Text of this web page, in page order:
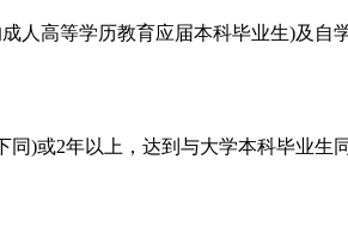
人高等学历教育应届本科毕业生)及
)或2年以上，达到与大学本科毕业生